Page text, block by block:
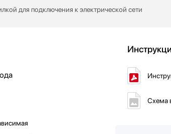
для подключения к электрической сети
Схема